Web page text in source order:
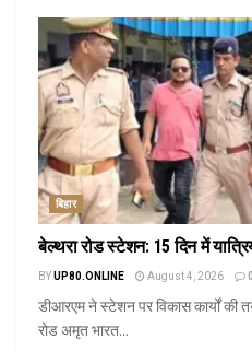
बिहार
बेल्थरा रोड स्टेशन: 15 दिन में
BYUP80.ONLINE August 4, 2026 0
डीआरएम ने स्टेशन पर विकास कार्यों की
रोड अमृत भारत...